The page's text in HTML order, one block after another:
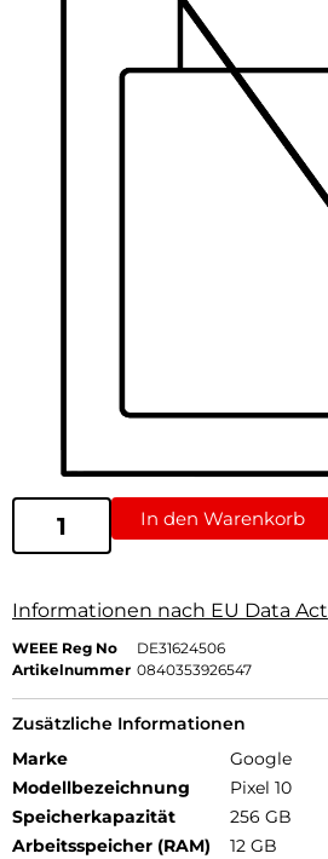
In den Warenkorb
Informationen nach EU Data Act
WEEE Reg No
DE31624506
Artikelnummer 0840353926547
Zusätzliche Informationen
Marke
Google
Modellbezeichnung
Pixel 10
Speicherkapazität
256 GB
Arbeitsspeicher (RAM)
12 GB